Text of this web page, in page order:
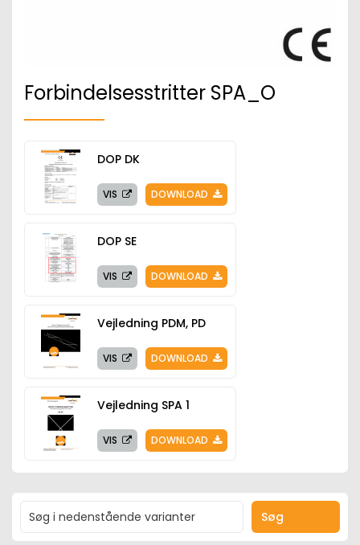
Forbindelsesstritter SPA_O
DOP DK
VIS DOWNLOAD
DOP SE
VIS DOWNLOAD
Vejledning PDM, PD
VIS DOWNLOAD
Vejledning SPA 1
VIS DOWNLOAD
Søg